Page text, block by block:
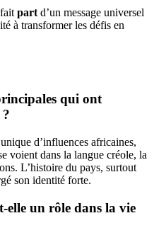
part d’un message universel
à transformer les défis en
qui ont
d’influences africaines,
voient dans la langue créole, la
L’histoire du pays, surtout
son identité forte.
elle un rôle dans la vie